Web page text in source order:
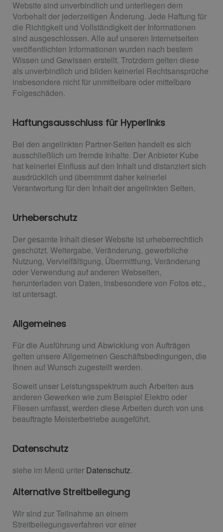
Website sind unverbindlich und unterliegen dem
Vorbehalt der jederzeitigen Änderung. Jede Haftung für
die Richtigkeit und Vollständigkeit der Informationen
sind ausgeschlossen. Alle auf unseren Internetseiten
veröffentlichten Informationen wurden nach bestem
Wissen und Gewissen erstellt. Trotzdem gelten diese
als unverbindlich und bilden keinerlei Rechtsansprüche
insbesondere nicht für unmittelbare oder mittelbare
Folgeschäden.
Haftungsausschluss für Hyperlinks
Bei den angelinkten Partner-Seiten handelt es sich
ausschließlich um fremde Inhalte. Der Anbieter Kube
hat keinerlei Einfluss auf den Inhalt und distanziert sich
ausdrücklich und übernimmt daher keinerlei
Verantwortung für den Inhalt der angelinkten Seiten.
Urheberschutz
Der gesamte Inhalt dieser Website ist urheberrechtlich
geschützt. Weitergabe, Veränderung, gewerbliche
Nutzung, Vervielfältigung, Übermittlung, Veränderung
oder Verwendung auf anderen Webseiten,
herunterladen von Daten, insbesondere von Fotos etc.,
ist untersagt.
Allgemeines
Für die Ausführung und Abwicklung von Aufträgen
gelten unsere Allgemeinen Geschäftsbedingungen, die
Ihnen auf Wunsch zugestellt werden.
Soweit unser Leistungsspektrum auch Arbeiten aus
anderen Gewerken wie zum Beispiel Elektro oder
Fliesen umfasst, werden diese Arbeiten durch von uns
beauftragte Meisterbetriebe ausgeführt.
Datenschutz
siehe im Menü unter Datenschutz.
Alternative Streitbeilegung
Wir sind zur Teilnahme an einem
Streitbeilegungsverfahren vor einer